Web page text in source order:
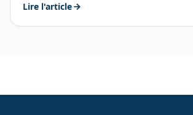
Lire l'article